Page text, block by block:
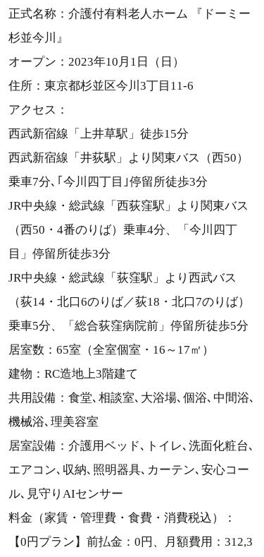
正式名称：介護付有料老人ホーム 『ドーミー
杉並今川』
オープン：2023年10月1日（日）
住所：東京都杉並区今川3丁目11-6
アクセス：
西武新宿線「上井草駅」徒歩15分
西武新宿線「井荻駅」より関東バス（西50）
乗車7分､｢今川四丁目｣停留所徒歩3分
JR中央線・総武線「西荻窪駅」より関東バス
（西50・4番のりば）乗車4分、「今川四丁
目」停留所徒歩3分
JR中央線・総武線「荻窪駅」より西武バス
（荻14・北口6のりば／荻18・北口7のりば）
乗車5分、「総合荻窪病院前」停留所徒歩5分
居室数：65室（全室個室・16～17㎡）
建物：RC造地上3階建て
共用設備：食堂､相談室､大浴場､個浴､中間浴､
機械浴､理美容室
居室設備：介護用ベッド､トイレ､洗面化粧台､
エアコン､収納､照明器具､カーテン､安心コー
ル､見守りAIセンサー
料金（家賃・管理費・食費・消費税込）：
【0円プラン】前払金：0円、月額費用：312,3